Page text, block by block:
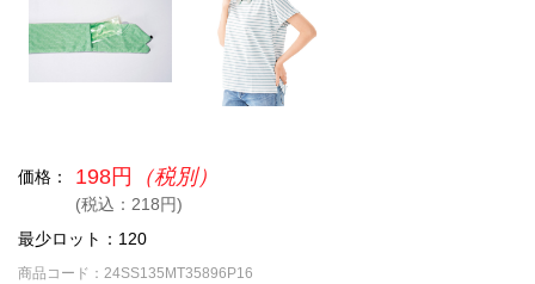
価格： 198円 （税別）
(税込：218円)
最少ロット：120
商品コード：24SS135MT35896P16